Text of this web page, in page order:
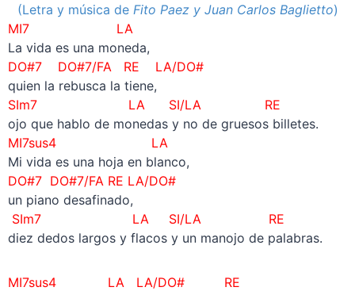
(Letra y música de Fito Paez y Juan Carlos Baglietto)
MI7 LA
La vida es una moneda,
DO#7 DO#7/FA RE LA/DO#
quien la rebusca la tiene,
SIm7 LA SI/LA RE
ojo que hablo de monedas y no de gruesos billetes.
MI7sus4 LA
Mi vida es una hoja en blanco,
DO#7 DO#7/FA RE LA/DO#
un piano desafinado,
SIm7 LA SI/LA RE
diez dedos largos y flacos y un manojo de palabras.
MI7sus4 LA LA/DO# RE